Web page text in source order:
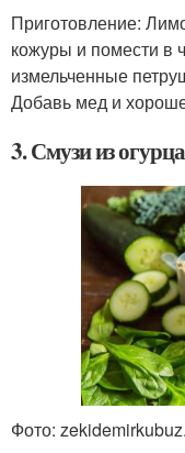
Приготовление:
кожуры и помести в
измельченные
Добавь мед и
3. Смузи из
Фото: